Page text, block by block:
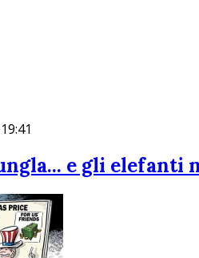
e gli elefanti